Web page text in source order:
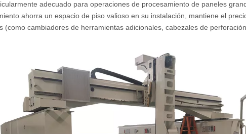
adecuado para operaciones de procesamiento de paneles
ahorra un espacio de piso valioso en su instalación, mantiene el
(como cambiadores de herramientas adicionales, cabezales de